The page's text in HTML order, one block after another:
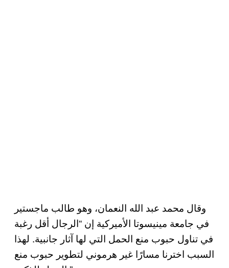
وقال محمد عبد الله النعمان، وهو طالب ماجستير
في جامعة مينيسوتا الأميركية إن “الرجال أقل رغبة
في تناول حبوب منع الحمل التي لها آثار جانبية. لهذا
السبب اخترنا مسارًا غير هرموني لتطوير حبوب منع